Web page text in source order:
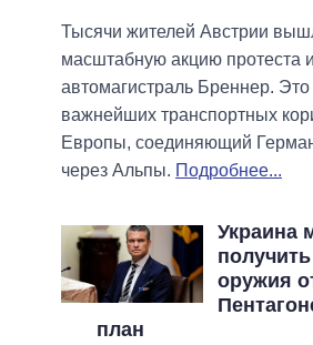
Тысячи жителей Австрии
масштабную акцию протеста
автомагистраль Бреннер. Это
важнейших транспортных
Европы, соединяющий
через Альпы. Подробнее...
Украина
оружия
план